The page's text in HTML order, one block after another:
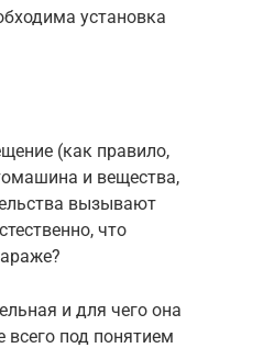
установка
(как правило,
и вещества,
вызывают
что
и для чего она
под понятием